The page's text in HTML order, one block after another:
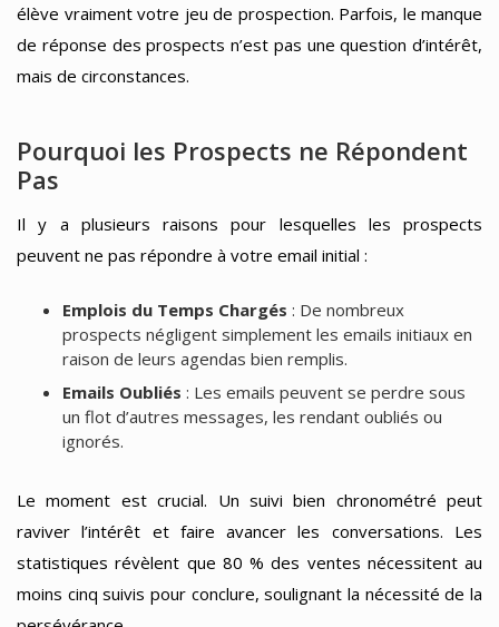
élève vraiment votre jeu de prospection. Parfois, le manque
de réponse des prospects n’est pas une question d’intérêt,
mais de circonstances.
Pourquoi les Prospects ne Répondent
Pas
Il y a plusieurs raisons pour lesquelles les prospects
peuvent ne pas répondre à votre email initial :
Emplois du Temps Chargés : De nombreux
prospects négligent simplement les emails initiaux en
raison de leurs agendas bien remplis.
Emails Oubliés : Les emails peuvent se perdre sous
un flot d’autres messages, les rendant oubliés ou
ignorés.
Le moment est crucial. Un suivi bien chronométré peut
raviver l’intérêt et faire avancer les conversations. Les
statistiques révèlent que 80 % des ventes nécessitent au
moins cinq suivis pour conclure, soulignant la nécessité de la